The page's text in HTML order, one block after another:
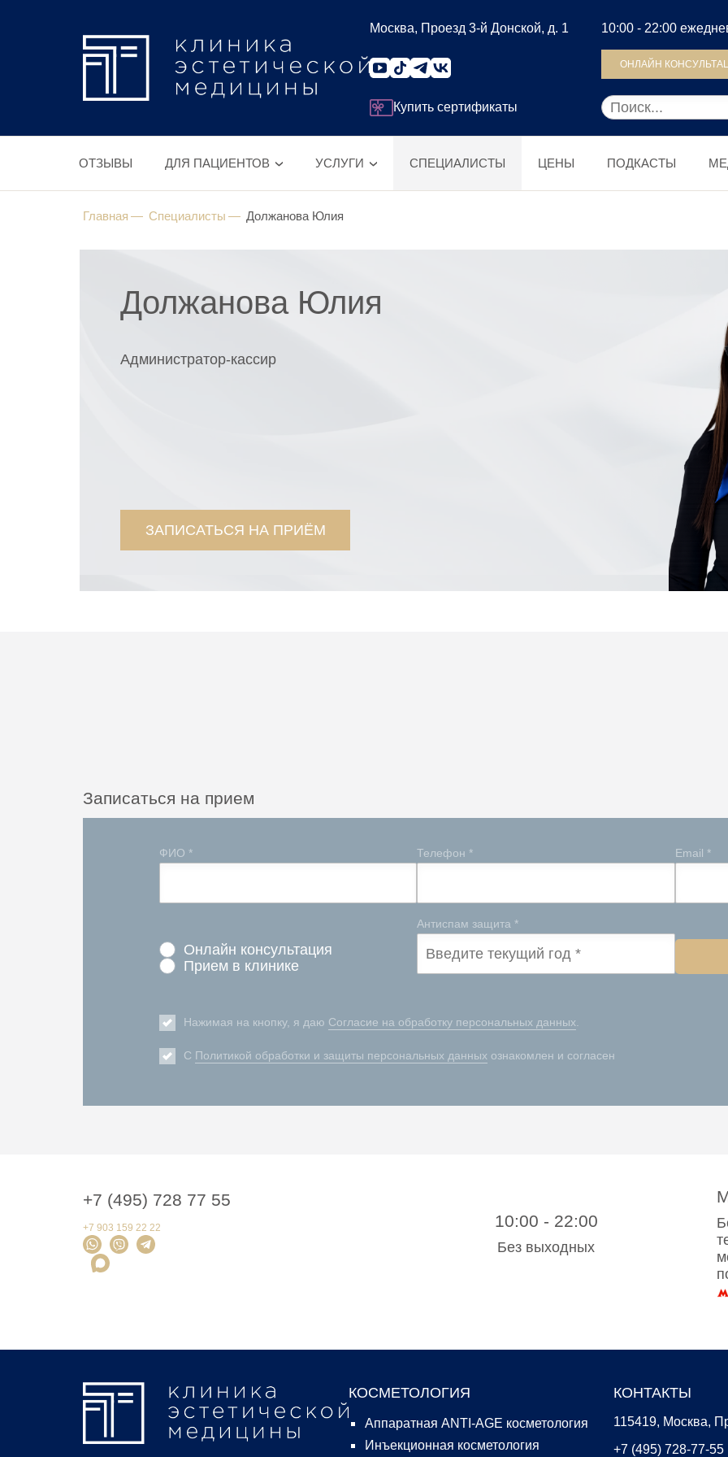
Москва, Проезд 3-й Донской, д. 1
Купить сертификаты
10:00 - 22:00
ОНЛАЙН
ОТЗЫВЫ ДЛЯ ПАЦИЕНТОВ УСЛУГИ СПЕЦИАЛИСТЫ ЦЕНЫ ПОДКАСТЫ
Главная Специалисты Должанова Юлия
Должанова Юлия
Администратор-кассир
ЗАПИСАТЬСЯ НА ПРИЁМ
Записаться на прием
ФИО * Телефон * Email *
Онлайн консультация
Прием в клинике
Антиспам защита *
Нажимая на кнопку, я даю Согласие на обработку персональных данных
С Политикой обработки и защиты персональных данных ознакомлен и согласен
+7 (495) 728 77 55
+7 903 159 22 22 10:00 - 22:00
Без выходных
КОСМЕТОЛОГИЯ
Аппаратная ANTI-AGE косметология
Инъекционная косметология
КОНТАКТЫ
115419, Москва,
+7 (495) 728-77-55